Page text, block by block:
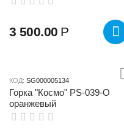
3 500.00 Р
КОД: SG000005134
Горка "Космо" PS-039-О
оранжевый